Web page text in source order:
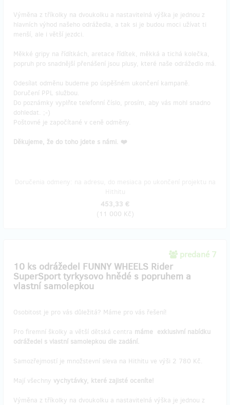
Výměna z tříkolky na dvoukolku a nastavitelná výška je jednou z
hlavních výhod našeho odrážedla, a tak si je budou moci užívat ti
menší, ale i větší jezdci.
Měkké gripy na řídítkách, aretace řídítek, měkká a tichá kolečka,
popruh pro snadnější přenášení jsou plusy, které naše odrážedlo má.
Odesílat odměnu budeme po úspěšném ukončení kampaně.
Doručení PPL službou.
Do poznámky vyplňte telefonní číslo, prosím, aby vás mohl snadno
dohledat. ;-)
Poštovné je započítané v ceně odměny.
Děkujeme, že do toho jdete s námi. ❤️
453,33 €
(11 000 Kč)
predané 7
10 ks odrážedel FUNNY WHEELS Rider
SuperSport tyrkysovo hnědé s popruhem a
vlastní samolepkou
Osobitost je pro vás důležitá? Máme pro vás řešení!
Pro firemní školky a větší dětská centra máme exklusivní nabídku
odrážedel s vlastní samolepkou dle zadání.
Samozřejmostí je množstevní sleva na Hithitu ve výši 2 780 Kč.
Mají všechny vychytávky, které zajisté oceníte!
Výměna z tříkolky na dvoukolku a nastavitelná výška je jednou z